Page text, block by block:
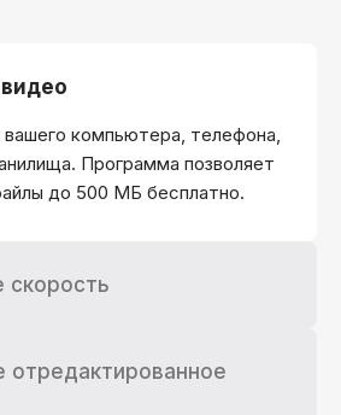
вашего компьютера, телефона,
Программа позволяет
до 500 МБ бесплатно.
скорость
отредактированное